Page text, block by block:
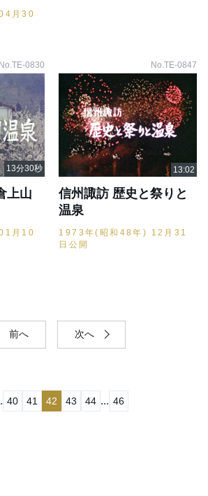
月30
No.TE-0830
上山
月10
No.TE-0847
信州諏訪 歴史と祭りと
温泉
1973年(昭和48年) 12月31
日公開
前へ 次へ
40 41 42 43 44 ... 46